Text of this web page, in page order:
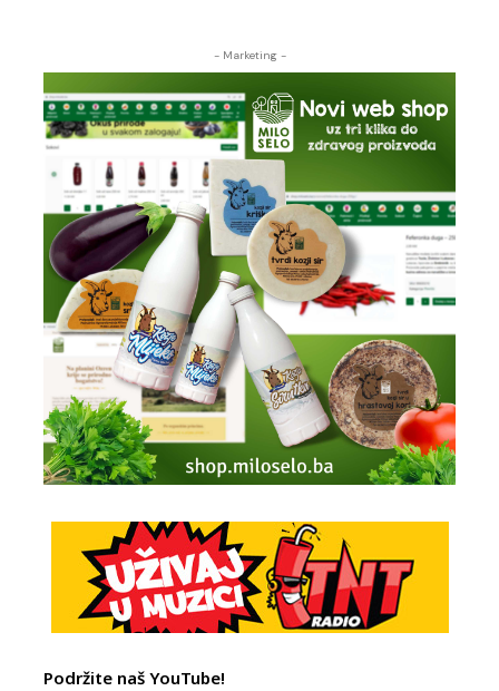
- Marketing -
Podržite naš YouTube!